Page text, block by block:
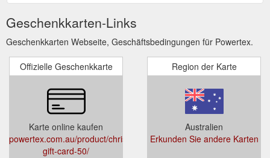
Geschenkkarten-Links
Geschenkkarten Webseite, Geschäftsbedingungen für Powertex.
Offizielle Geschenkkarte
Karte online kaufen
powertex.com.au/product/christmas-
gift-card-50/
Region der Karte
Australien
Erkunden Sie andere Karten